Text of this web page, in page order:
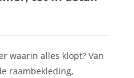
waarin alles klopt? Van
raambekleding,